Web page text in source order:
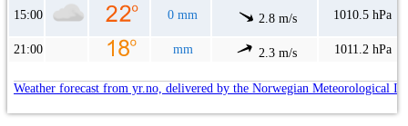
15:00 0 mm 2.8 m/s 1010.5 hPa
21:00 mm 2.3 m/s 1011.2 hPa
Weather forecast from yr.no, delivered by the Norwegian Meteorological